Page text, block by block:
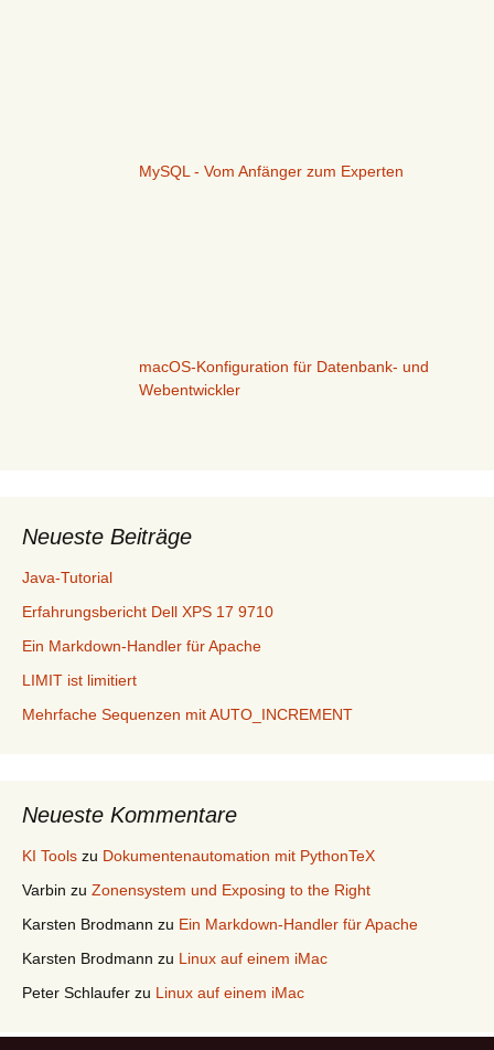
MySQL - Vom Anfänger zum Experten
macOS-Konfiguration für Datenbank- und
Webentwickler
Neueste Beiträge
Java-Tutorial
Erfahrungsbericht Dell XPS 17 9710
Ein Markdown-Handler für Apache
LIMIT ist limitiert
Mehrfache Sequenzen mit AUTO_INCREMENT
Neueste Kommentare
KI Tools zu Dokumentenautomation mit PythonTeX
Varbin zu Zonensystem und Exposing to the Right
Karsten Brodmann zu Ein Markdown-Handler für Apache
Karsten Brodmann zu Linux auf einem iMac
Peter Schlaufer zu Linux auf einem iMac